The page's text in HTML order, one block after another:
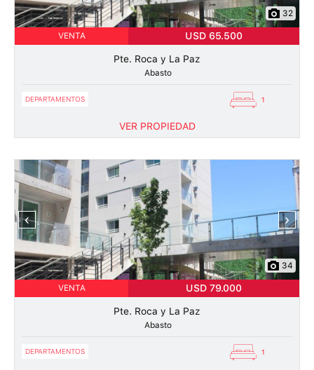
32
VENTA USD 65.500
Pte. Roca y La Paz
Abasto
DEPARTAMENTOS 1
VER PROPIEDAD
‹ ›
34
VENTA USD 79.000
Pte. Roca y La Paz
Abasto
DEPARTAMENTOS 1